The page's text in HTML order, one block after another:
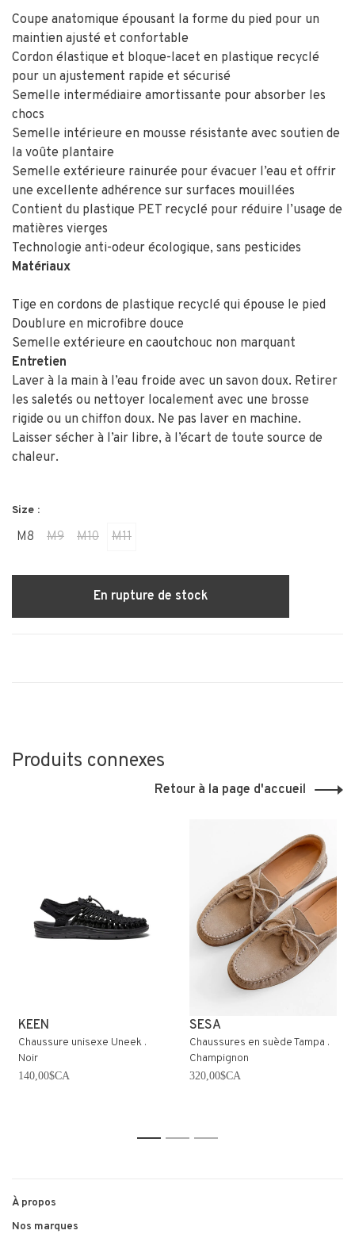
Coupe anatomique épousant la forme du pied pour un
maintien ajusté et confortable
Cordon élastique et bloque-lacet en plastique recyclé
pour un ajustement rapide et sécurisé
Semelle intermédiaire amortissante pour absorber les
chocs
Semelle intérieure en mousse résistante avec soutien de
la voûte plantaire
Semelle extérieure rainurée pour évacuer l’eau et offrir
une excellente adhérence sur surfaces mouillées
Contient du plastique PET recyclé pour réduire l’usage de
matières vierges
Technologie anti-odeur écologique, sans pesticides
Matériaux
Tige en cordons de plastique recyclé qui épouse le pied
Doublure en microfibre douce
Semelle extérieure en caoutchouc non marquant
Entretien
Laver à la main à l’eau froide avec un savon doux. Retirer
les saletés ou nettoyer localement avec une brosse
rigide ou un chiffon doux. Ne pas laver en machine.
Laisser sécher à l’air libre, à l’écart de toute source de
chaleur.
Size :
M8 M9 M10 M11
En rupture de stock
Produits connexes
Retour à la page d'accueil
KEEN
Chaussure unisexe Uneek .
Noir
140,00$CA
SESA
Chaussures en suède Tampa .
Champignon
320,00$CA
1 2 3
À propos
Nos marques